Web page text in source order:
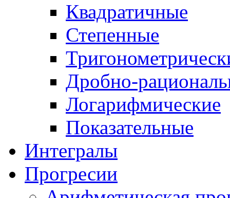
Квадратичные
Степенные
Дробно-
Логарифмические
Показательные
Интегралы
Прогресии